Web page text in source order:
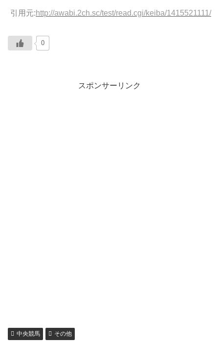
引用元:http://awabi.2ch.sc/test/read.cgi/keiba/1415521111/
0
スポンサーリンク
中央競馬 その他